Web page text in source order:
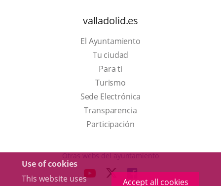
Use of cookies
This website uses
Accept all cookies
valladolid.es
El Ayuntamiento
Tu ciudad
Para ti
TurismoThis
link
will
open
a
up
Sede Electrónica
Transparencia
Participación
Otras webs del ayuntamiento
LINK LINKLINK